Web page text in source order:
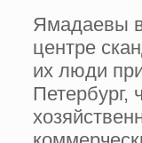
Ямадаевы
центре
их люди
Петербург,